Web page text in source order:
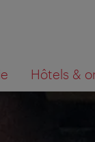
Hôtels &
sur la